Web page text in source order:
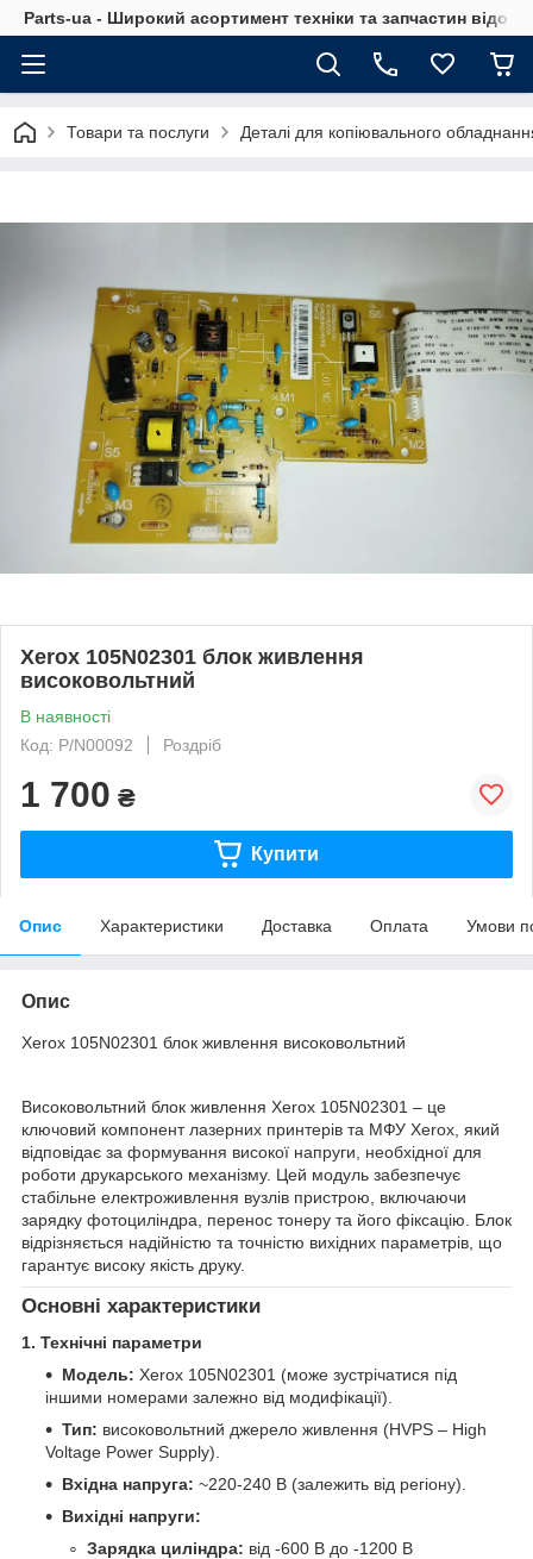
Parts-ua - Широкий асортимент техніки та запчастин
Товари та послуги Деталі для копіювального
Xerox 105N02301 блок живлення
високовольтний
В наявності
Код: P/N00092
Роздріб
1 700 ₴
Купити
Опис Характеристики Доставка Оплата Умови
Опис
Xerox 105N02301 блок живлення високовольтний
Високовольтний блок живлення Xerox 105N02301 – це
ключовий компонент лазерних принтерів та МФУ Xerox, який
відповідає за формування високої напруги, необхідної для
роботи друкарського механізму. Цей модуль забезпечує
стабільне електроживлення вузлів пристрою, включаючи
зарядку фотоциліндра, перенос тонеру та його фіксацію. Блок
відрізняється надійністю та точністю вихідних параметрів, що
гарантує високу якість друку.
Основні характеристики
1. Технічні параметри
Модель: Xerox 105N02301 (може зустрічатися під
іншими номерами залежно від модифікації).
Тип: високовольтний джерело живлення (HVPS – High
Voltage Power Supply).
Вхідна напруга: ~220-240 В (залежить від регіону).
Вихідні напруги:
Зарядка циліндра: від -600 В до -1200 В